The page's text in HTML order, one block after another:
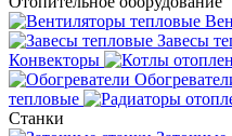
Завесы
Конвекторы
тепловые
Станки